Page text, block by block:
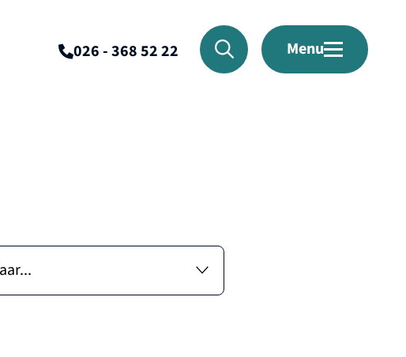
026 - 368 52 22 Menu